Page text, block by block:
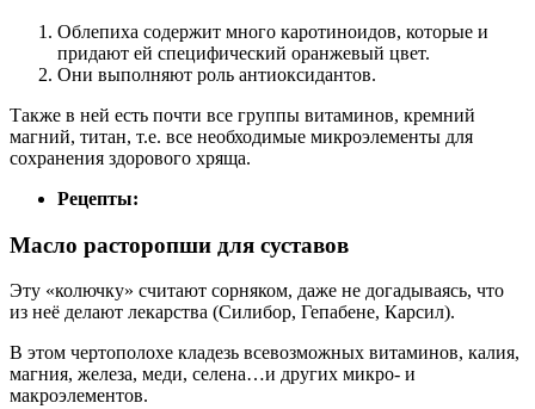
Облепиха содержит много каротиноидов, которые и
придают ей специфический оранжевый цвет.
Они выполняют роль антиоксидантов.
Также в ней есть почти все группы витаминов, кремний
магний, титан, т.е. все необходимые микроэлементы для
сохранения здорового хряща.
Рецепты:
Масло расторопши для суставов
Эту «колючку» считают сорняком, даже не догадываясь, что
из неё делают лекарства (Силибор, Гепабене, Карсил).
В этом чертополохе кладезь всевозможных витаминов, калия,
магния, железа, меди, селена…и других микро- и
макроэлементов.